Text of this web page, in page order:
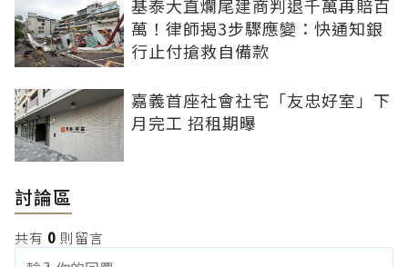
基泰大直爛尾建商判退千萬再賠百
萬！律師揭3步驟應變：快通知銀
行止付搶救自備款
嘉義首座社會社宅「友忠好室」下
月完工 招租期曝
討論區
共有 0 則留言